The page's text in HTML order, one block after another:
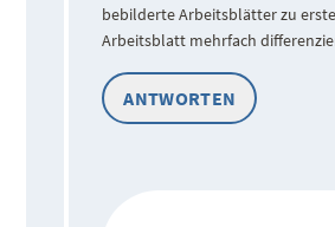
bebilderte Arbeitsblätter zu
Arbeitsblatt mehrfach
ANTWORTEN